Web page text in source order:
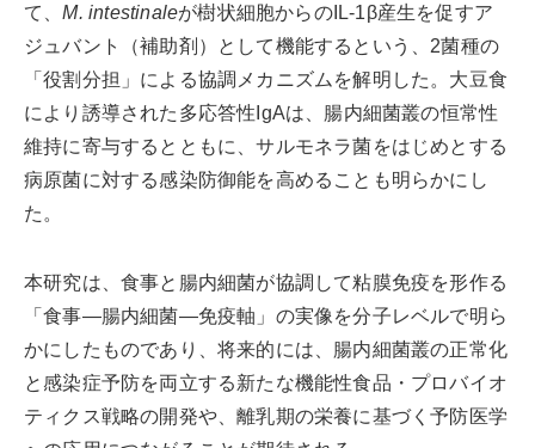
て、M. intestinaleが樹状細胞からのIL-1β産生を促すア
ジュバント（補助剤）として機能するという、2菌種の
「役割分担」による協調メカニズムを解明した。大豆食
により誘導された多応答性IgAは、腸内細菌叢の恒常性
維持に寄与するとともに、サルモネラ菌をはじめとする
病原菌に対する感染防御能を高めることも明らかにし
た。
本研究は、食事と腸内細菌が協調して粘膜免疫を形作る
「食事—腸内細菌—免疫軸」の実像を分子レベルで明ら
かにしたものであり、将来的には、腸内細菌叢の正常化
と感染症予防を両立する新たな機能性食品・プロバイオ
ティクス戦略の開発や、離乳期の栄養に基づく予防医学